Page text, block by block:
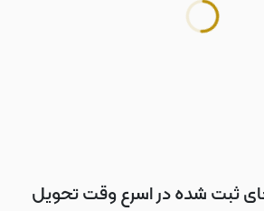
ثبت شده در اسرع وقت تحویل